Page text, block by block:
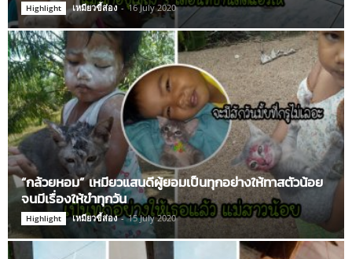
Highlight เหมียวขี้ส่อง - 16 July 2020
“กล้วยหอม” เหมียวแสนดีผู้ยอมเป็นทุกอย่างให้ทาสตัวน้อย
จนมีเรื่องให้ขำทุกวัน
Highlight เหมียวขี้ส่อง - 15 July 2020